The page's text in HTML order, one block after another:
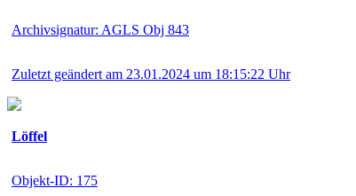
Archivsignatur: AGLS Obj 843
Zuletzt geändert am 23.01.2024 um 18:15:22 Uhr
Löffel
Objekt-ID: 175